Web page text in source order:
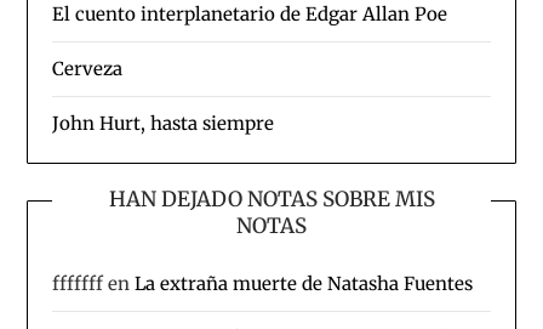
El cuento interplanetario de Edgar Allan Poe
Cerveza
John Hurt, hasta siempre
HAN DEJADO NOTAS SOBRE MIS
NOTAS
fffffffenLa extraña muerte de Natasha Fuentes